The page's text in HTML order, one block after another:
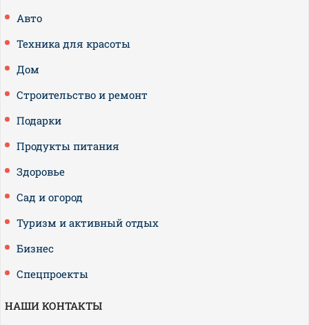
Авто
Техника для красоты
Дом
Строительство и ремонт
Подарки
Продукты питания
Здоровье
Сад и огород
Туризм и активный отдых
Бизнес
Спецпроекты
НАШИ КОНТАКТЫ